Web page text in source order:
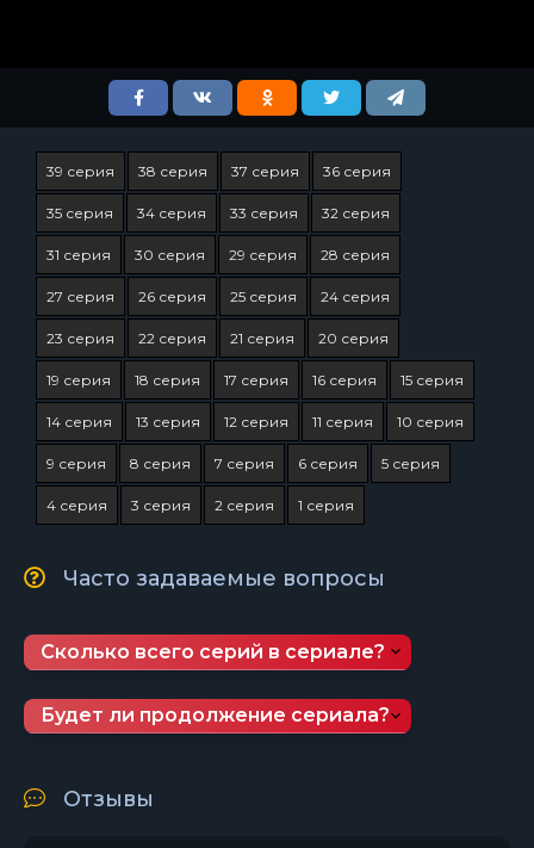
39 серия 38 серия 37 серия 36 серия
35 серия 34 серия 33 серия 32 серия
31 серия 30 серия 29 серия 28 серия
27 серия 26 серия 25 серия 24 серия
23 серия 22 серия 21 серия 20 серия
19 серия 18 серия 17 серия 16 серия 15 серия
14 серия 13 серия 12 серия 11 серия 10 серия
9 серия 8 серия 7 серия 6 серия 5 серия
4 серия 3 серия 2 серия 1 серия
Часто задаваемые вопросы
Сколько всего серий в сериале?
Будет ли продолжение сериала?
Отзывы